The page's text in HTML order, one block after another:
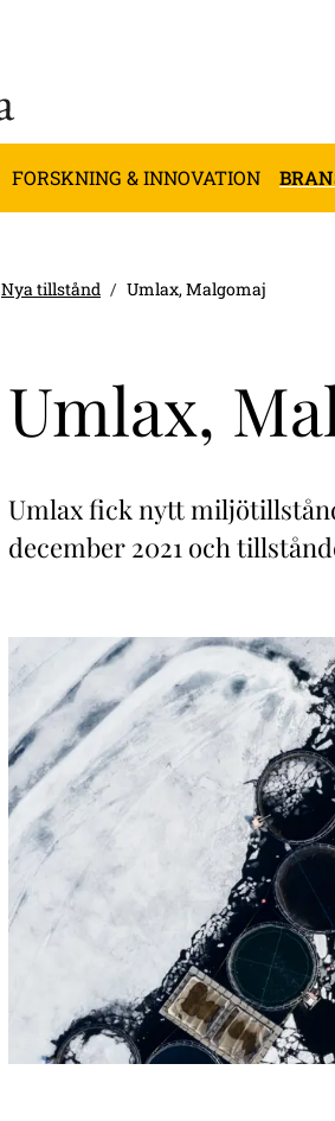
FORSKNING & INNOVATION
Nya tillstånd Umlax, Malgomaj
Umlax,
Umlax fick nytt
december 2021 och